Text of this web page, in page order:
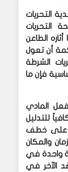
التحريات
التحريات
الطاعن
أن تعول
الشرطة
فإن ما
المادي
للتدليل
على خطف
والمكان
واحدة في
الآخر في